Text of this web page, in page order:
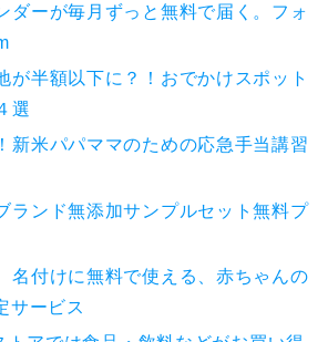
ダーが毎月ずっと無料で届く。フォ
が半額以下に？！おでかけスポット
選
新米パパママのための応急手当講習
ランド無添加サンプルセット無料プ
名付けに無料で使える、赤ちゃんの
サービス